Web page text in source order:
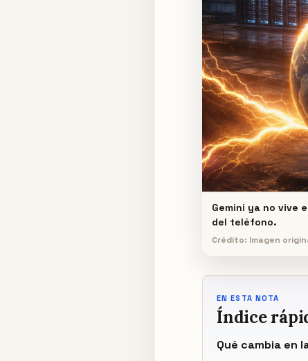
Gemini ya no vive
del teléfono.
Crédito: Imagen
EN ESTA NOTA
Índice
Qué cambia en